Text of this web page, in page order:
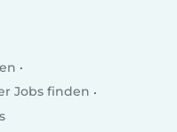
Jobs finden